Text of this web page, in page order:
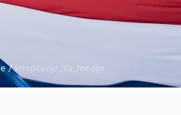
/Priopcenje_za_medije